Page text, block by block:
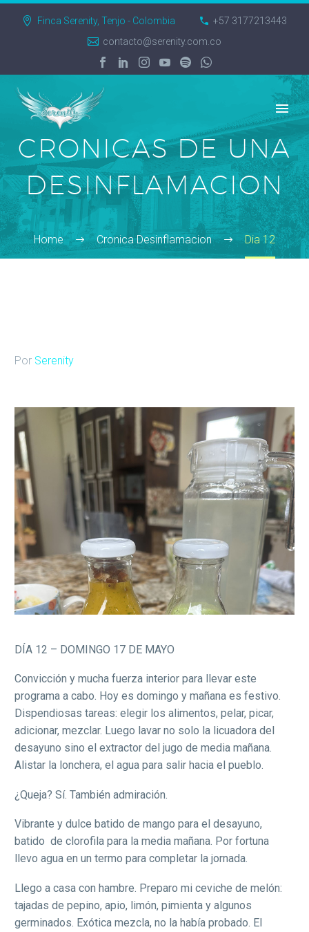
Finca Serenity, Tenjo - Colombia
+57 3177213443
contacto@serenity.com.co
CRONICAS DE UNA
DESINFLAMACION
Home Cronica Desinflamacion Dia 12
Por Serenity
DÍA 12 – DOMINGO 17 DE MAYO
Convicción y mucha fuerza interior para llevar este
programa a cabo. Hoy es domingo y mañana es festivo.
Dispendiosas tareas: elegir los alimentos, pelar, picar,
adicionar, mezclar. Luego lavar no solo la licuadora del
desayuno sino el extractor del jugo de media mañana.
Alistar la lonchera, el agua para salir hacia el pueblo.
¿Queja? Sí. También admiración.
Vibrante y dulce batido de mango para el desayuno,
batido de clorofila para la media mañana. Por fortuna
llevo agua en un termo para completar la jornada.
Llego a casa con hambre. Preparo mi ceviche de melón:
tajadas de pepino, apio, limón, pimienta y algunos
germinados. Exótica mezcla, no la había probado. El